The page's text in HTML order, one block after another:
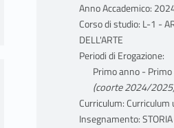
Anno Accademico:
Corso di studio: L-1 -
DELL'ARTE
Periodi di Erogazione:
Primo anno -
(coorte 2024/
Curriculum: Curriculum
Insegnamento: